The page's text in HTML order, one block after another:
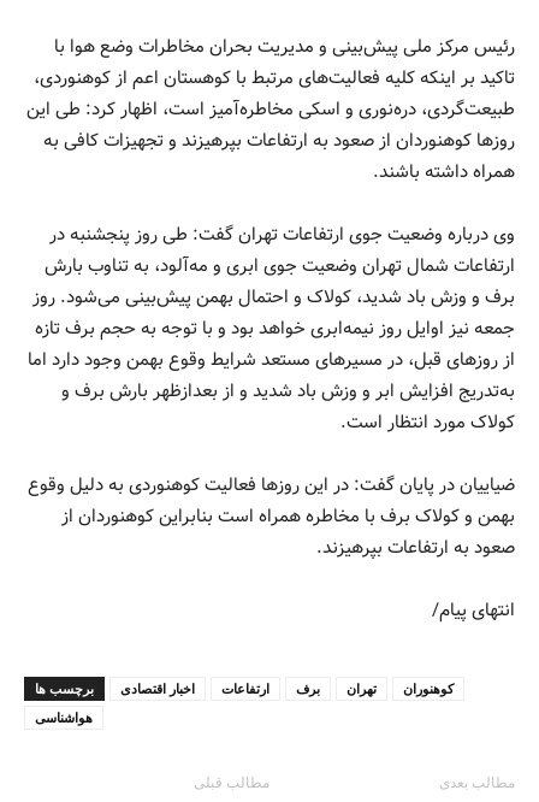
رئیس مرکز ملی پیش‌بینی و مدیریت بحران مخاطرات وضع هوا با
تاکید بر اینکه کلیه فعالیت‌های مرتبط با کوهستان اعم از کوهنوردی،
طبیعت‌گردی، دره‌نوری و اسکی مخاطره‌آمیز است، اظهار کرد: طی این
روزها کوهنوردان از صعود به ارتفاعات بپرهیزند و تجهیزات کافی به
همراه داشته باشند.
وی درباره وضعیت جوی ارتفاعات تهران گفت: طی روز پنجشنبه در
ارتفاعات شمال تهران وضعیت جوی ابری و مه‌آلود، به تناوب بارش
برف و وزش باد شدید، کولاک و احتمال بهمن پیش‌بینی می‌شود. روز
جمعه نیز اوایل روز نیمه‌ابری خواهد بود و با توجه به حجم برف تازه
از روزهای قبل، در مسیرهای مستعد شرایط وقوع بهمن وجود دارد اما
به‌تدریج افزایش ابر و وزش باد شدید و از بعدازظهر بارش برف و
کولاک مورد انتظار است.
ضیاییان در پایان گفت: در این روزها فعالیت کوهنوردی به دلیل وقوع
بهمن و کولاک برف با مخاطره همراه است بنابراین کوهنوردان از
صعود به ارتفاعات بپرهیزند.
انتهای پیام/
برچسب ها اخبار اقتصادی ارتفاعات برف تهران
کوهنوران
هواشناسی
مطالب قبلی مطالب بعدی